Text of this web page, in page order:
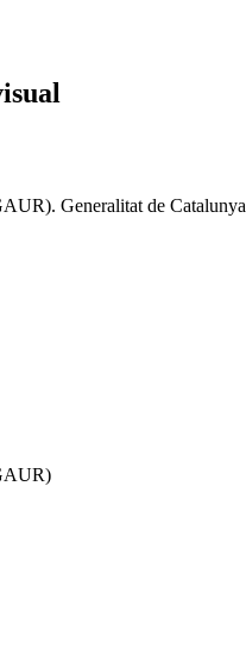
Generalitat de Catalunya